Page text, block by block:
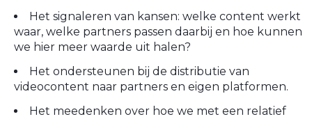
Het signaleren van kansen: welke content werkt
waar, welke partners passen daarbij en hoe kunnen
we hier meer waarde uit halen?
Het ondersteunen bij de distributie van
videocontent naar partners en eigen platformen.
Het meedenken over hoe we met een relatief